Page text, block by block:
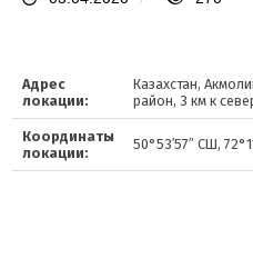
Адрес
локации:
Казахстан,
район, 3 км к
Координаты
локации:
50°53′57″ СШ,